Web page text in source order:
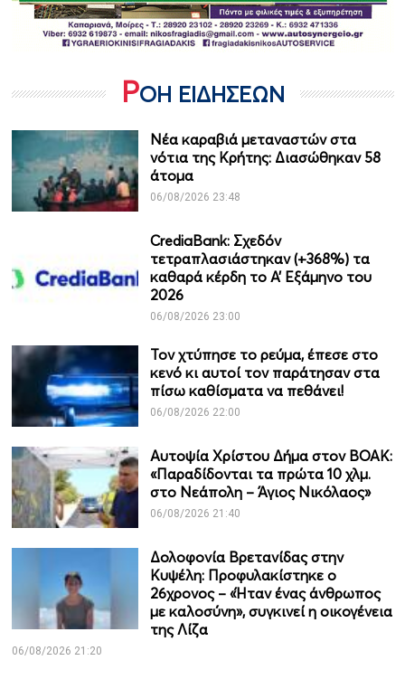
ΡΟΗ ΕΙΔΗΣΕΩΝ
Νέα καραβιά μεταναστών στα
νότια της Κρήτης: Διασώθηκαν 58
άτομα
06/08/2026 23:48
CrediaBank: Σχεδόν
τετραπλασιάστηκαν (+368%) τα
καθαρά κέρδη το Α’ Εξάμηνο του
2026
06/08/2026 23:00
Τον χτύπησε το ρεύμα, έπεσε στο
κενό κι αυτοί τον παράτησαν στα
πίσω καθίσματα να πεθάνει!
06/08/2026 22:00
Αυτοψία Χρίστου Δήμα στον ΒΟΑΚ:
«Παραδίδονται τα πρώτα 10 χλμ.
στο Νεάπολη – Άγιος Νικόλαος»
06/08/2026 21:40
Δολοφονία Βρετανίδας στην
Κυψέλη: Προφυλακίστηκε ο
26χρονος – «Ήταν ένας άνθρωπος
με καλοσύνη», συγκινεί η οικογένεια
της Λίζα
06/08/2026 21:20